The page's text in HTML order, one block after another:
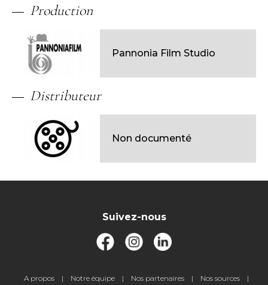
Production
Pannonia Film Studio
Distributeur
Non documenté
Suivez-nous
PiedA propos Notre équipe Nos partenaires Nos sources